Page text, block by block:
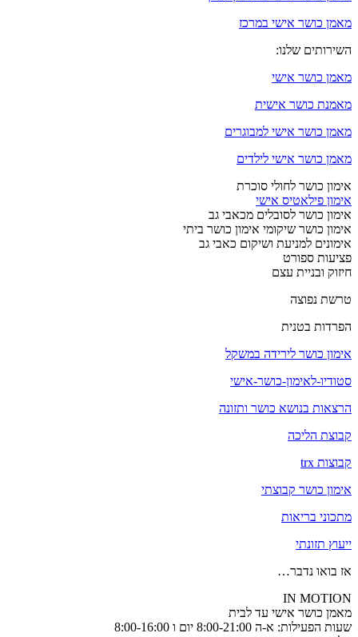
מאמן כושר אישי במרכז
השירותים שלנו:
מאמן כושר אישי
מאמנת כושר אישית
מאמן כושר אישי למבוגרים
מאמן כושר אישי לילדים
אימון כושר לחולי סוכרת
אימון פילאטיס אישי
אימון כושר לסובלים מכאבי גב
אימון כושר שיקומי אימון כושר ביתי
אימונים למניעת ושיקום כאבי גב
פציעות ספורט
חיזוק ובניית עצם
טרשת נפוצה
הפרדות בטנית
אימון כושר לירידה במשקל
סטודיו-לאימון-כושר-אישי
הרצאות בנושא כושר ותזונה
קבוצת הליכה
קבוצות trx
אימון כושר קבוצתי
מתכוני בריאות
ייעוץ תזונתי
אז בואו נדבר…
IN MOTION
מאמן כושר אישי עד לבית
שעות הפעילות: א-ה 8:00-21:00 יום ו 8:00-16:00